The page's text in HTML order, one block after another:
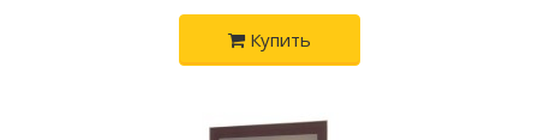
Купить